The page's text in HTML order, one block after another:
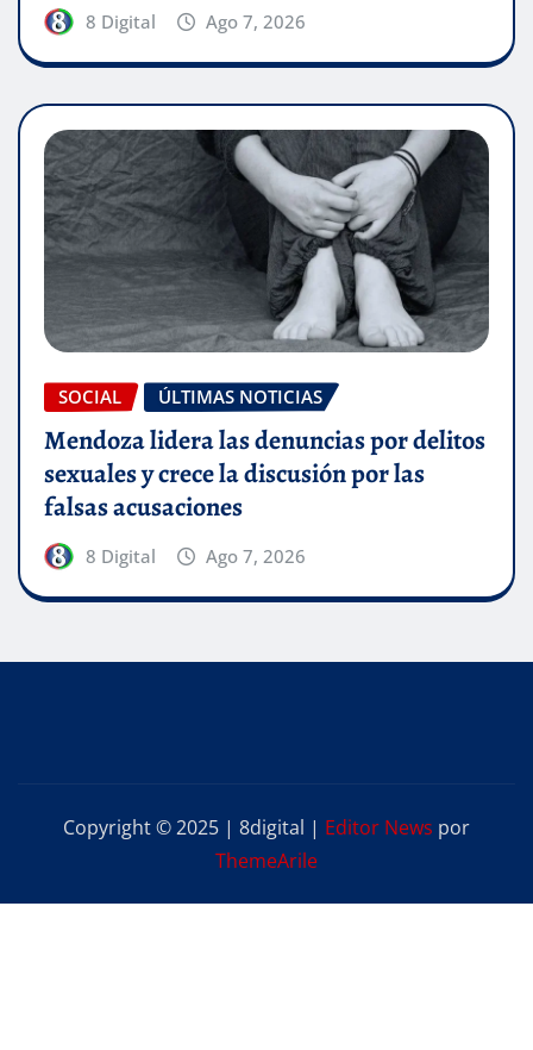
8 Digital Ago 7, 2026
SOCIAL ÚLTIMAS NOTICIAS
Mendoza lidera las denuncias por delitos
sexuales y crece la discusión por las
falsas acusaciones
8 Digital Ago 7, 2026
Copyright © 2025 | 8digital | Editor News por
ThemeArile